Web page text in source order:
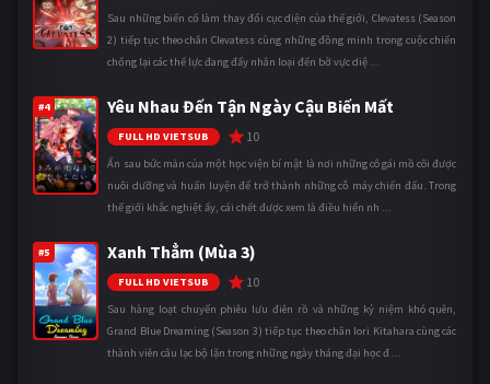
Sau những biến cố làm thay đổi cục diện của thế giới, Clevatess (Season
2) tiếp tục theo chân Clevatess cùng những đồng minh trong cuộc chiến
chống lại các thế lực đang đẩy nhân loại đến bờ vực diệ ...
#4 Yêu Nhau Đến Tận Ngày Cậu Biến Mất
FULL HD VIETSUB 10
Ẩn sau bức màn của một học viện bí mật là nơi những cô gái mồ côi được
nuôi dưỡng và huấn luyện để trở thành những cỗ máy chiến đấu. Trong
thế giới khắc nghiệt ấy, cái chết được xem là điều hiển nh ...
#5 Xanh Thẳm (Mùa 3)
FULL HD VIETSUB 10
Sau hàng loạt chuyến phiêu lưu điên rồ và những kỷ niệm khó quên,
Grand Blue Dreaming (Season 3) tiếp tục theo chân Iori Kitahara cùng các
thành viên câu lạc bộ lặn trong những ngày tháng đại học đ ...